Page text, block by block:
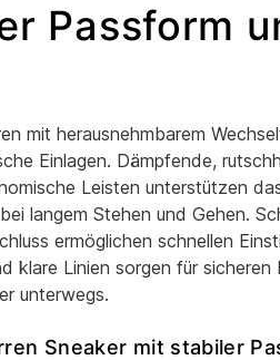
Passform
mit herausnehmbarem
Einlagen. Dämpfende,
Leisten unterstützen
langem Stehen und Gehen.
ermöglichen schnellen
klare Linien sorgen für sicheren
unterwegs.
Sneaker mit stabiler